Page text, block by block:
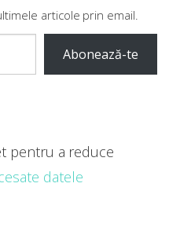
articole prin email.
Abonează-te
pentru a reduce
datele